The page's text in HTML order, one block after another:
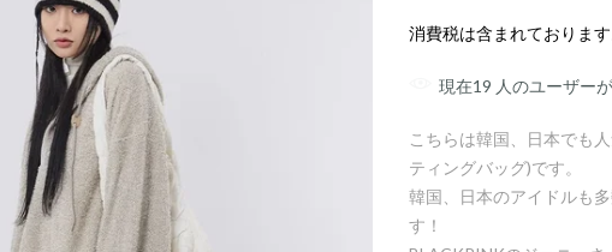
消費税は含まれております
現在19 人のユーザー
こちらは韓国、日本でも
ティングバッグ)です。
韓国、日本のアイドルも
す！